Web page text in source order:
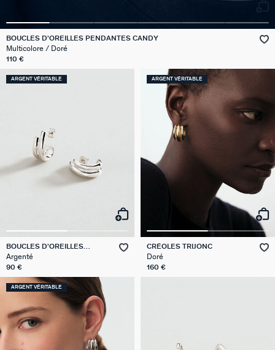
BOUCLES D'OREILLES PENDANTES CANDY
Multicolore / Doré
110 €
ARGENT VÉRITABLE
BOUCLES D'OREILLES
PENDANTES TRIJONC
Argenté
90 €
ARGENT VÉRITABLE
CRÉOLES TRIJONC
Doré
160 €
ARGENT VÉRITABLE